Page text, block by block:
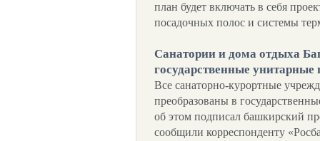
план будет включать в себя
посадочных полос и системы
Санатории и дома отдыха
государственные унитарные
Все санаторно-курортные
преобразованы в
об этом подписал башкирский
сообщили корреспонденту